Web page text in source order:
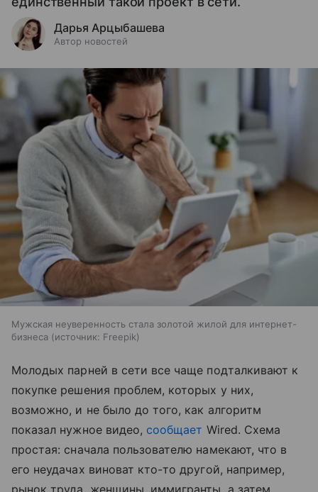
Дарья Арцыбашева
Автор новостей
Мужская неуверенность стала золотой жилой для интернет-
бизнеса
источник: Freepik
Молодых парней в сети все чаще подталкивают к
покупке решения проблем, которых у них,
возможно, и не было до того, как алгоритм
показал нужное видео, сообщает Wired. Схема
простая: сначала пользователю намекают, что в
его неудачах виноват кто-то другой, например,